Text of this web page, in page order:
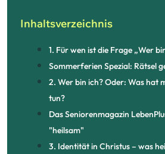
Inhaltsverzeichnis
1. Für wen ist die Frage „Wer
Sommerferien Spezial: Rätsel
2. Wer bin ich? Oder: Was hat
tun?
Das Seniorenmagazin
"heilsam"
3. Identität in Christus – was